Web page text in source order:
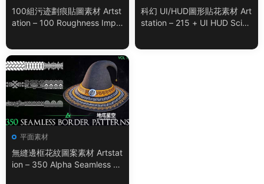
100組污迹劃痕貼圖素材 Artst
ation – 100 Roughness Impe
科幻 UI/HUD圖形貼花素材 Art
station – 215 + UI HUD SciFi
平面素材
無縫邊框花紋圖案素材 Artstat
ion – 350 Alpha Seamless Bo